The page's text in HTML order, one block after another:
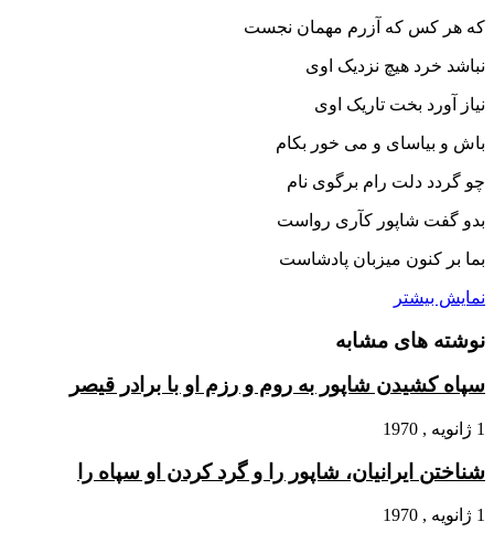
که هر کس که آزرم مهمان نجست‏
نباشد خرد هیچ نزدیک اوى
نیاز آورد بخت تاریک اوى‏
باش و بیاساى و مى خور بکام
چو گردد دلت رام برگوى نام‏
بدو گفت شاپور کآرى رواست
بما بر کنون میزبان پادشاست‏
نمایش بیشتر
نوشته های مشابه
سپاه کشیدن شاپور به روم و رزم او با برادر قیصر
1 ژانویه , 1970
شناختن ایرانیان، شاپور را و گرد کردن او سپاه را
1 ژانویه , 1970